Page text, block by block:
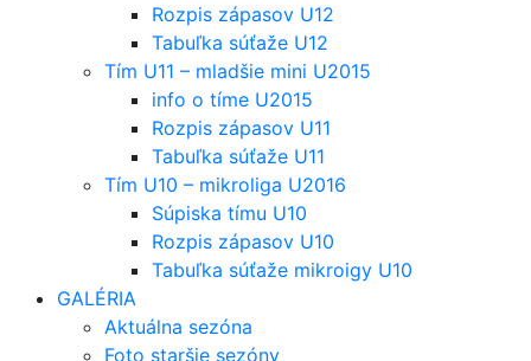
Rozpis zápasov U12
Tabuľka súťaže U12
Tím U11 – mladšie mini U2015
info o tíme U2015
Rozpis zápasov U11
Tabuľka súťaže U11
Tím U10 – mikroliga U2016
Súpiska tímu U10
Rozpis zápasov U10
Tabuľka súťaže mikroigy U10
GALÉRIA
Aktuálna sezóna
Foto staršie sezóny